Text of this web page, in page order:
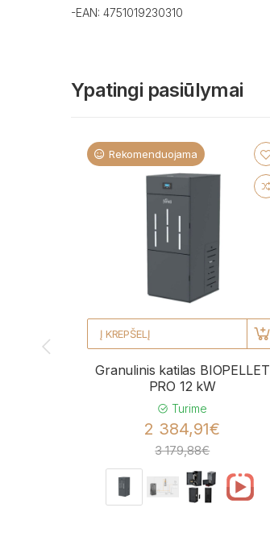
-EAN: 4751019230310
Ypatingi pasiūlymai
Rekomenduojama
Į KREPŠELĮ
Granulinis katilas BIOPELLET
PRO 12 kW
Turime
2 384,91€
3 179,88€